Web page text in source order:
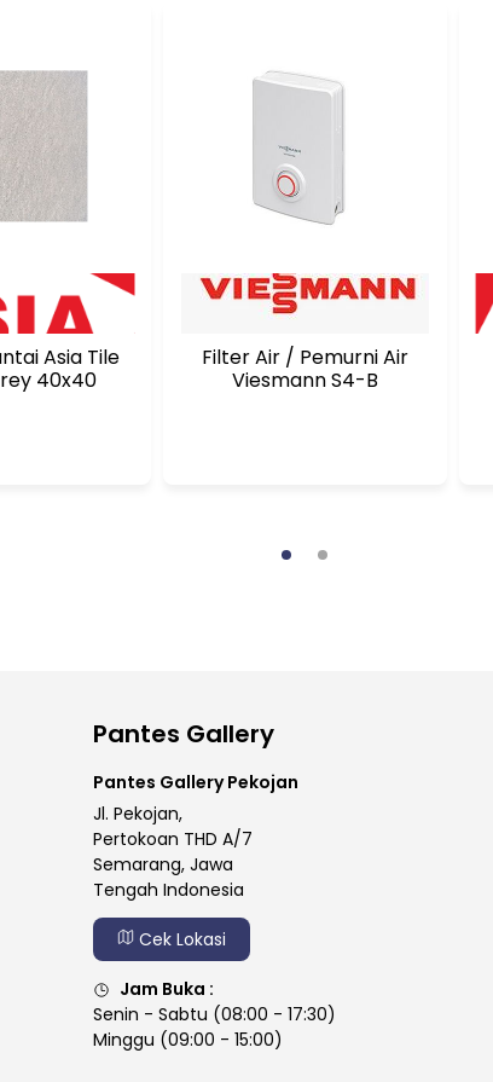
Asia Tile
40x40
Filter Air / Pemurni Air
Viesmann S4-B
Pantes Gallery
Pantes Gallery Pekojan
Jl. Pekojan,
Pertokoan THD A/7
Semarang, Jawa
Tengah Indonesia
Cek Lokasi
Jam Buka :
Senin - Sabtu (08:00 - 17:30)
Minggu (09:00 - 15:00)